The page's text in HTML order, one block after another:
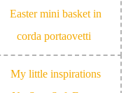
Easter mini basket in
corda portaovetti
My little inspirations